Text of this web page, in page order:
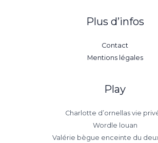
Plus d’infos
Contact
Mentions légales
Play
Charlotte d’ornellas vie
Wordle louan
Valérie bègue enceinte du